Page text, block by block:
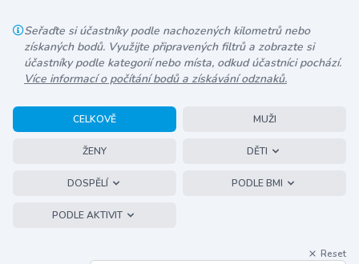
Seřaďte si účastníky podle nachozených kilometrů nebo
získaných bodů. Využijte připravených filtrů a zobrazte si
účastníky podle kategorií nebo místa, odkud účastníci pochází.
Více informací o počítání bodů a získávání odznaků.
CELKOVĚ MUŽI
ŽENY DĚTI
DOSPĚLÍ PODLE BMI
PODLE AKTIVIT
Reset